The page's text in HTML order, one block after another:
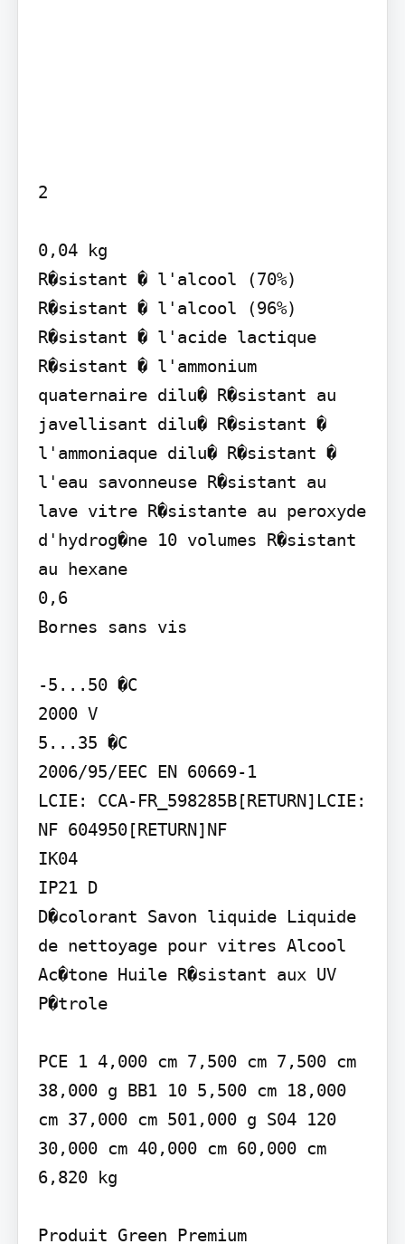
2
0,04 kg
R�sistant � l'alcool (70%)
R�sistant � l'alcool (96%)
R�sistant � l'acide lactique
R�sistant � l'ammonium
quaternaire dilu� R�sistant au
javellisant dilu� R�sistant �
l'ammoniaque dilu� R�sistant �
l'eau savonneuse R�sistant au
lave vitre R�sistante au peroxyde
d'hydrog�ne 10 volumes R�sistant
au hexane
0,6
Bornes sans vis
-5...50 �C
2000 V
5...35 �C
2006/95/EEC EN 60669-1
LCIE: CCA-FR_598285B[RETURN]LCIE:
NF 604950[RETURN]NF
IK04
IP21 D
D�colorant Savon liquide Liquide
de nettoyage pour vitres Alcool
Ac�tone Huile R�sistant aux UV
P�trole
PCE 1 4,000 cm 7,500 cm 7,500 cm
38,000 g BB1 10 5,500 cm 18,000
cm 37,000 cm 501,000 g S04 120
30,000 cm 40,000 cm 60,000 cm
6,820 kg
Produit Green Premium